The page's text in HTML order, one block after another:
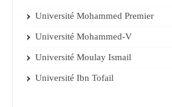
Université Mohammed Premier
Université Mohammed-V
Université Moulay Ismail
Université Ibn Tofail